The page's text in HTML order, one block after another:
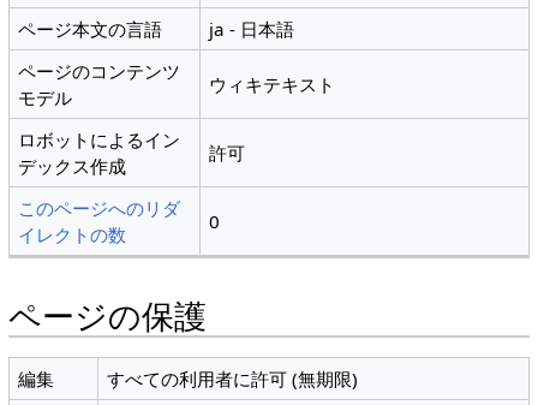
ページ本文の言語
ja - 日本語
ページのコンテンツ
モデル
ウィキテキスト
ロボットによるイン
デックス作成
許可
このページへのリダ
イレクトの数
0
ページの保護
編集
すべての利用者に許可 (無期限)